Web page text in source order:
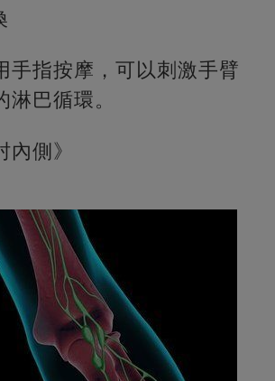
手指按摩，可以刺激手臂
巴循環。
側》